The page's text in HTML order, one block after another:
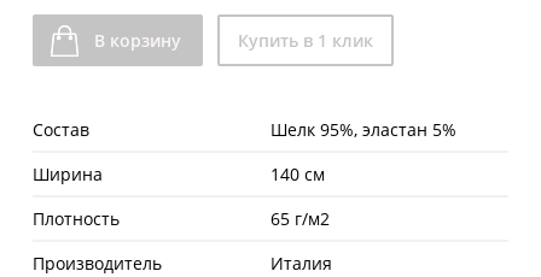
В корзину Купить в 1 клик
Состав
Шелк 95%, эластан 5%
Ширина
140 см
Плотность
65 г/м2
Производитель
Италия